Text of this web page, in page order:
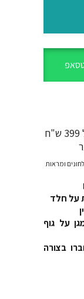
ומראות
על גוף
בצורה